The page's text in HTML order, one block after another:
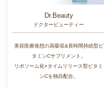
Dr.Beauty
ドクタービューティー
美容医療発想の高吸収&長時間持続型ビ
タミンCサプリメント。
リポソーム化×タイムリリース型ビタミ
ンCを独自配合。